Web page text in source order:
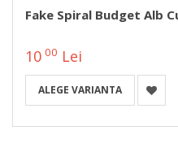
Fake Spiral Budget Alb
10 00 Lei
ALEGE VARIANTA